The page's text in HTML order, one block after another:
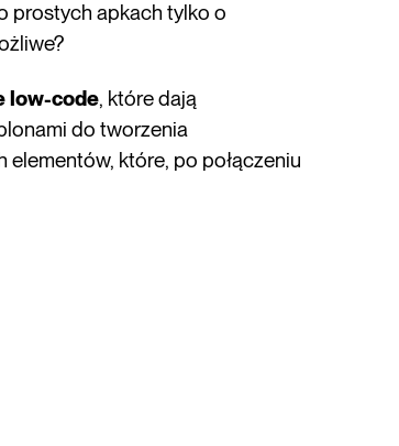
prostych apkach tylko o
low-code, które dają
do tworzenia
które, po połączeniu